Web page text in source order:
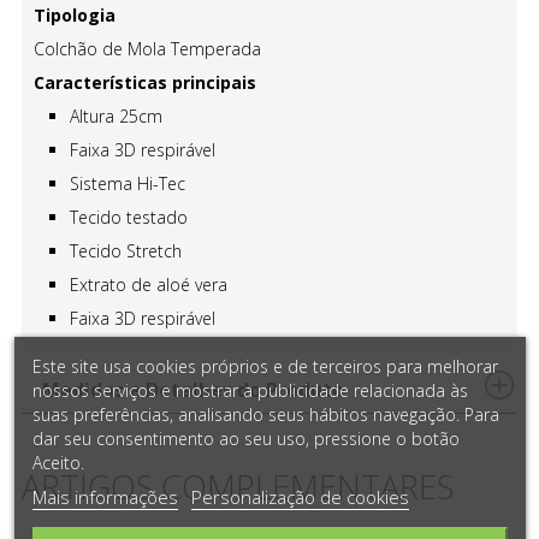
Tipologia
Colchão de Mola Temperada
Características principais
Altura 25cm
Faixa 3D respirável
Sistema Hi-Tec
Tecido testado
Tecido Stretch
Extrato de aloé vera
Faixa 3D respirável
Medidas e Detalhes do Produto
ARTIGOS COMPLEMENTARES
Este site usa cookies próprios e de terceiros para melhorar
nossos serviços e mostrar a publicidade relacionada às
suas preferências, analisando seus hábitos navegação. Para
dar seu consentimento ao seu uso, pressione o botão
Aceito.
Mais informações Personalização de cookies